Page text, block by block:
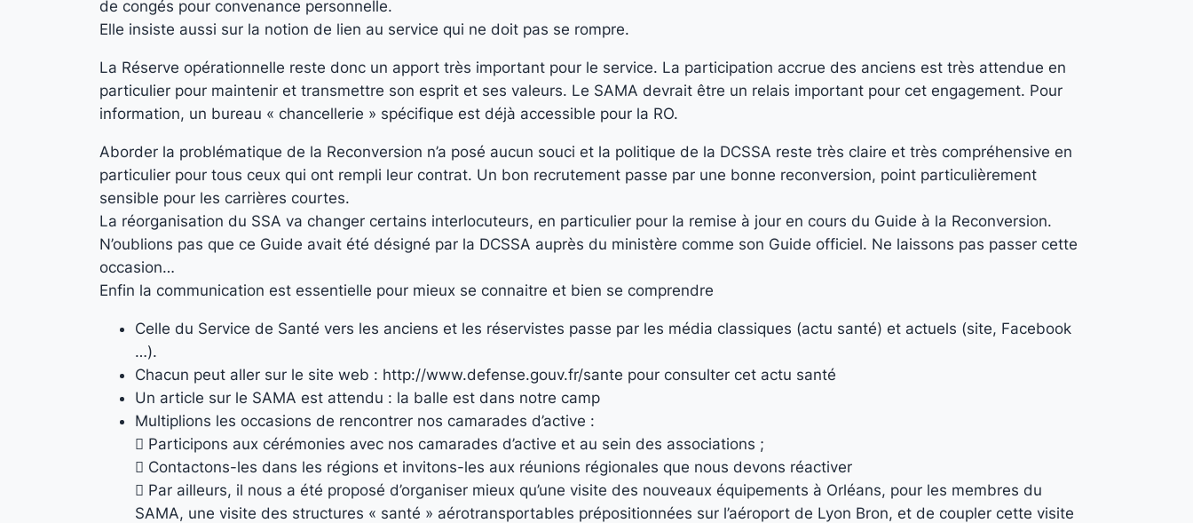
de congés pour convenance personnelle.
Elle insiste aussi sur la notion de lien au service qui ne doit pas se rompre.
La Réserve opérationnelle reste donc un apport très important pour le service. La participation accrue des anciens est très attendue en
particulier pour maintenir et transmettre son esprit et ses valeurs. Le SAMA devrait être un relais important pour cet engagement. Pour
information, un bureau « chancellerie » spécifique est déjà accessible pour la RO.
Aborder la problématique de la Reconversion n’a posé aucun souci et la politique de la DCSSA reste très claire et très compréhensive en
particulier pour tous ceux qui ont rempli leur contrat. Un bon recrutement passe par une bonne reconversion, point particulièrement
sensible pour les carrières courtes.
La réorganisation du SSA va changer certains interlocuteurs, en particulier pour la remise à jour en cours du Guide à la Reconversion.
N’oublions pas que ce Guide avait été désigné par la DCSSA auprès du ministère comme son Guide officiel. Ne laissons pas passer cette
occasion…
Enfin la communication est essentielle pour mieux se connaitre et bien se comprendre
Celle du Service de Santé vers les anciens et les réservistes passe par les média classiques (actu santé) et actuels (site, Facebook
…).
Chacun peut aller sur le site web : http://www.defense.gouv.fr/sante pour consulter cet actu santé
Un article sur le SAMA est attendu : la balle est dans notre camp
Multiplions les occasions de rencontrer nos camarades d’active :
 Participons aux cérémonies avec nos camarades d’active et au sein des associations ;
 Contactons-les dans les régions et invitons-les aux réunions régionales que nous devons réactiver
 Par ailleurs, il nous a été proposé d’organiser mieux qu’une visite des nouveaux équipements à Orléans, pour les membres du
SAMA, une visite des structures « santé » aérotransportables prépositionnées sur l’aéroport de Lyon Bron, et de coupler cette visite